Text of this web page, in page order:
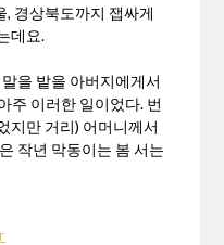
, 경상북도까지 잽싸게
데요.
을 밭을 아버지에게서
주 이러한 일이었다. 번
지만 거리) 어머니께서
작년 막동이는 봄 서는